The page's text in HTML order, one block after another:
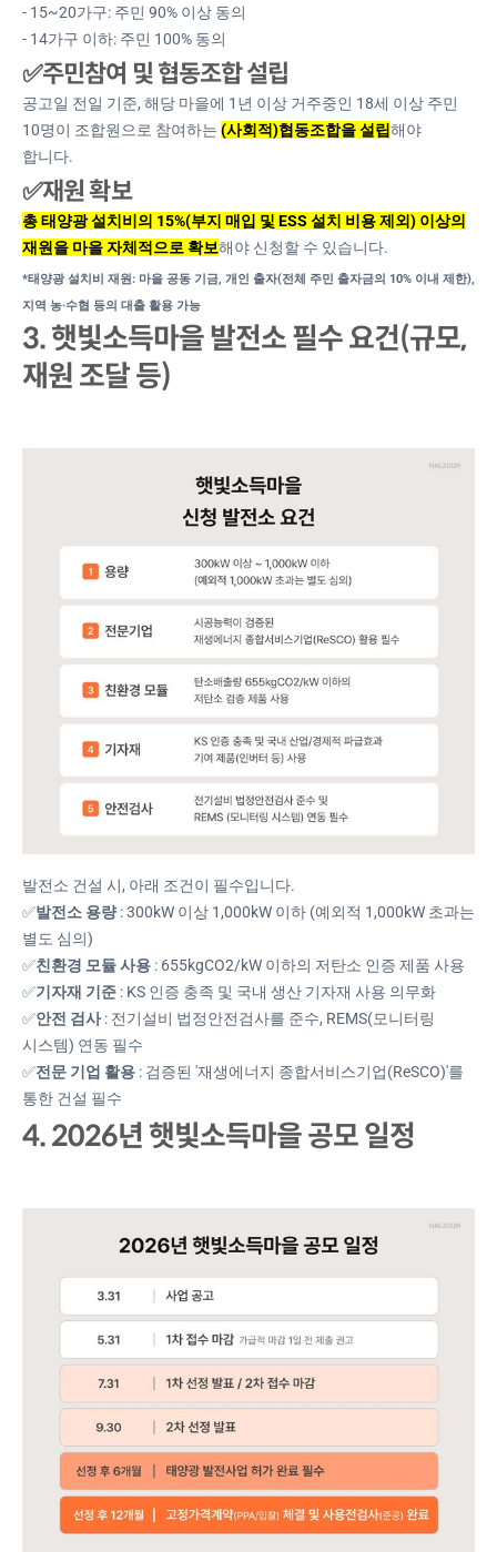
- 15~20가구: 주민 90% 이상 동의
- 14가구 이하: 주민 100% 동의
✅주민참여 및 협동조합 설립
공고일 전일 기준, 해당 마을에 1년 이상 거주중인 18세 이상 주민
10명이 조합원으로 참여하는 (사회적)협동조합을 설립해야
합니다.
✅재원 확보
총 태양광 설치비의 15%(부지 매입 및 ESS 설치 비용 제외) 이상의
재원을 마을 자체적으로 확보해야 신청할 수 있습니다.
*태양광 설치비 재원: 마을 공동 기금, 개인 출자(전체 주민 출자금의 10% 이내 제한),
지역 농·수협 등의 대출 활용 가능
3. 햇빛소득마을 발전소 필수 요건(규모,
재원 조달 등)
발전소 건설 시, 아래 조건이 필수입니다.
✅발전소 용량: 300kW 이상 1,000kW 이하 (예외적 1,000kW 초과는
별도 심의)
✅친환경 모듈 사용 : 655kgCO2/kW 이하의 저탄소 인증 제품 사용
✅기자재 기준 : KS 인증 충족 및 국내 생산 기자재 사용 의무화
✅안전 검사: 전기설비 법정안전검사를 준수, REMS(모니터링
시스템) 연동 필수
✅전문 기업 활용 : 검증된 '재생에너지 종합서비스기업(ReSCO)'를
통한 건설 필수
4. 2026년 햇빛소득마을 공모 일정